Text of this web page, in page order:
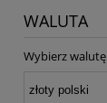
WALUTA
Wybierz walutę